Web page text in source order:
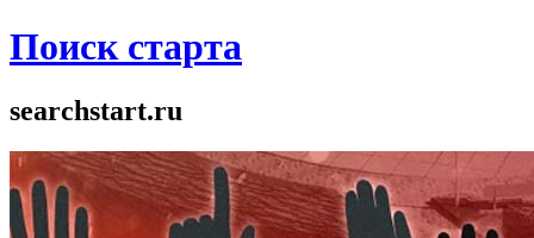
Поиск старта
searchstart.ru